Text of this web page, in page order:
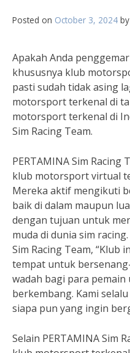
Posted on October 3, 2024 by
Apakah Anda
khususnya klub
pasti sudah tidak asing
motorsport terkenal di
motorsport terkenal di
Sim Racing Team.
PERTAMINA Sim
klub motorsport virtual
Mereka aktif mengikuti
baik di dalam maupun
dengan tujuan untuk
muda di dunia sim
Sim Racing Team, “Klub
tempat untuk
wadah bagi para
berkembang. Kami
siapa pun yang ingin
Selain PERTAMINA Sim